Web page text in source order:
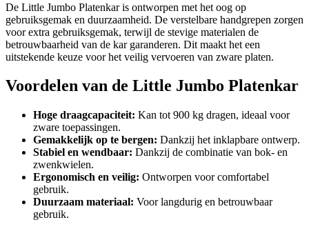
De Little Jumbo Platenkar is ontworpen met het oog op
gebruiksgemak en duurzaamheid. De verstelbare handgrepen zorgen
voor extra gebruiksgemak, terwijl de stevige materialen de
betrouwbaarheid van de kar garanderen. Dit maakt het een
uitstekende keuze voor het veilig vervoeren van zware platen.
Voordelen van de Little Jumbo Platenkar
Hoge draagcapaciteit: Kan tot 900 kg dragen, ideaal voor
zware toepassingen.
Gemakkelijk op te bergen: Dankzij het inklapbare ontwerp.
Stabiel en wendbaar: Dankzij de combinatie van bok- en
zwenkwielen.
Ergonomisch en veilig: Ontworpen voor comfortabel
gebruik.
Duurzaam materiaal: Voor langdurig en betrouwbaar
gebruik.